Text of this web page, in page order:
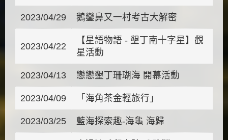
2023/04/29 鵝鑾鼻又一村考古大解密
2023/04/22
【星語物語 - 墾丁南十字星】觀
星活動
2023/04/13 戀戀墾丁珊瑚海 開幕活動
2023/04/09 「海角茶金輕旅行」
2023/03/25 藍海探索趣-海龜 海歸